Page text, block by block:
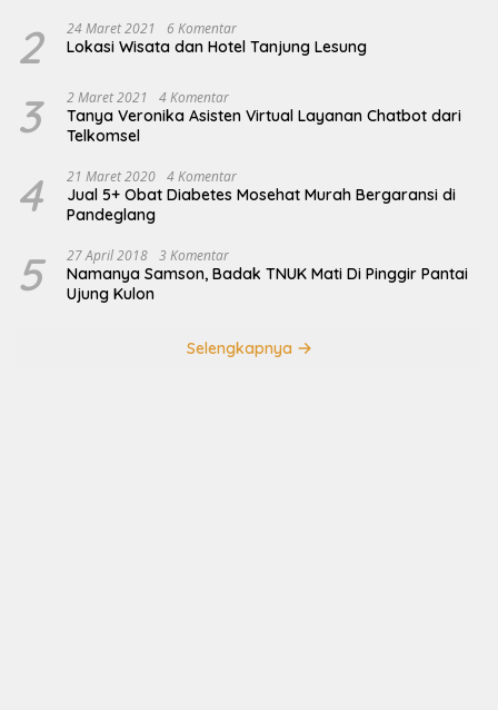
2 24 Maret 2021 6 Komentar
Lokasi Wisata dan Hotel Tanjung Lesung
3 2 Maret 2021 4 Komentar
Tanya Veronika Asisten Virtual Layanan Chatbot dari
Telkomsel
4 21 Maret 2020 4 Komentar
Jual 5+ Obat Diabetes Mosehat Murah Bergaransi di
Pandeglang
5 27 April 2018 3 Komentar
Namanya Samson, Badak TNUK Mati Di Pinggir Pantai
Ujung Kulon
Selengkapnya